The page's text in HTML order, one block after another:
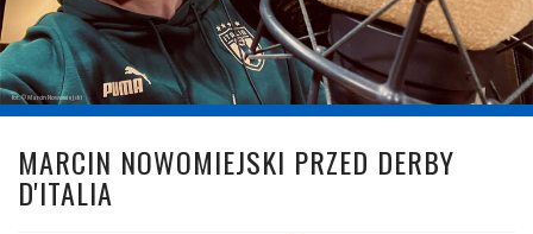
fot. © Marcin Nowomiejski
MARCIN NOWOMIEJSKI PRZED DERBY
D'ITALIA